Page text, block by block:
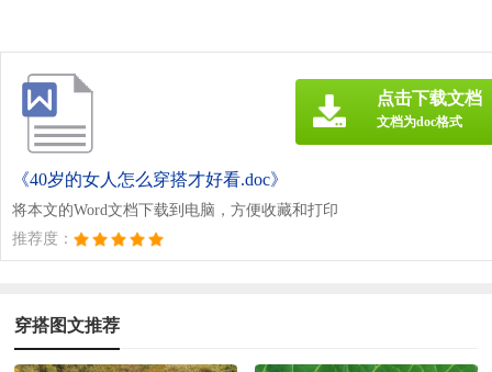
《40岁的女人怎么穿搭才好看.doc》
将本文的Word文档下载到电脑，方便收藏和打印
推荐度：
点击下载文档
文档为doc格式
穿搭图文推荐